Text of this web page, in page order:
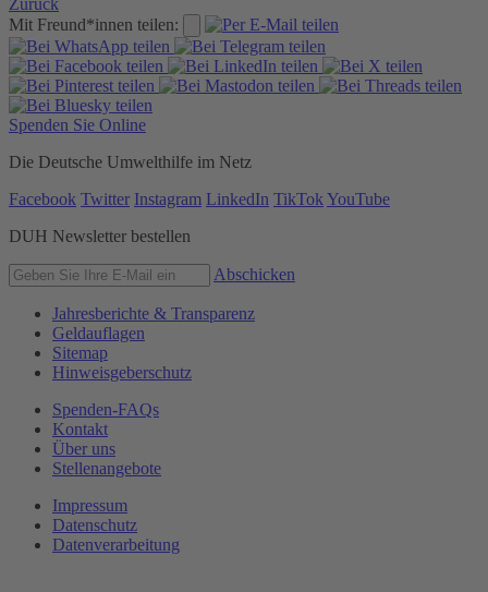
Mit Freund*innen teilen:
Spenden Sie Online
Die Deutsche Umwelthilfe im Netz
Facebook Twitter Instagram LinkedIn TikTok YouTube
DUH Newsletter bestellen
Abschicken
Jahresberichte & Transparenz
Geldauflagen
Sitemap
Hinweisgeberschutz
Spenden-FAQs
Kontakt
Über uns
Stellenangebote
Impressum
Datenschutz
Datenverarbeitung